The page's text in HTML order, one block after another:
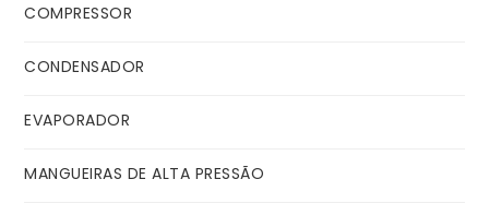
COMPRESSOR
CONDENSADOR
EVAPORADOR
MANGUEIRAS DE ALTA PRESSÃO